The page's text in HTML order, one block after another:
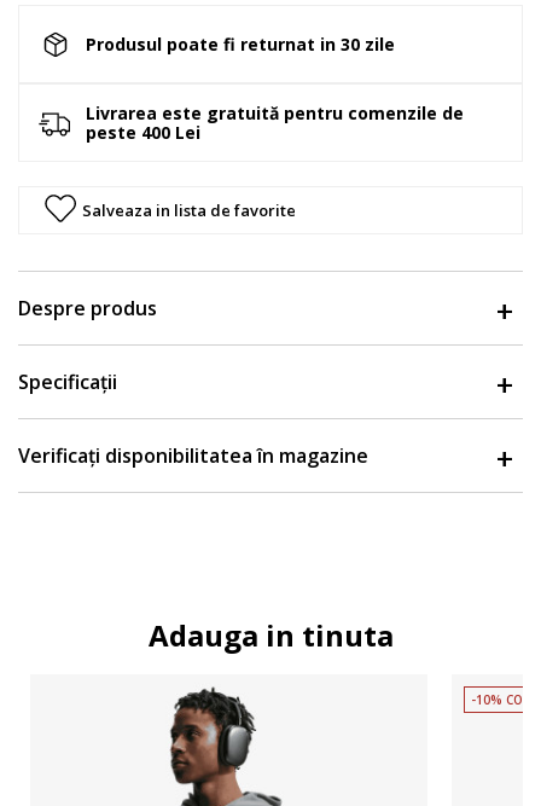
Produsul poate fi returnat in 30 zile
Livrarea este gratuită pentru comenzile de
peste 400 Lei
Salveaza in lista de favorite
Despre produs
Specificații
Verificați disponibilitatea în magazine
Adauga in tinuta
-10% COD